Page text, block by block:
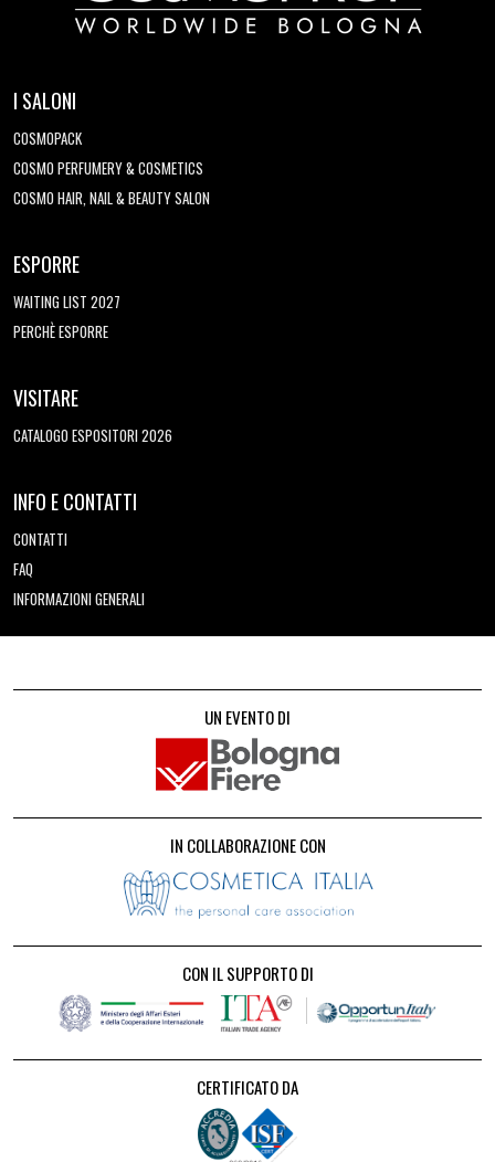
I SALONI
COSMOPACK
COSMO PERFUMERY & COSMETICS
COSMO HAIR, NAIL & BEAUTY SALON
ESPORRE
WAITING LIST 2027
PERCHÈ ESPORRE
VISITARE
CATALOGO ESPOSITORI 2026
INFO E CONTATTI
CONTATTI
FAQ
INFORMAZIONI GENERALI
UN EVENTO DI
IN COLLABORAZIONE CON
CON IL SUPPORTO DI
CERTIFICATO DA